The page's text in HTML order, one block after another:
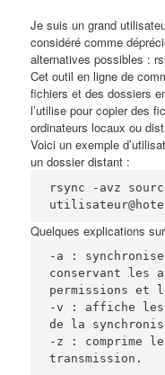
Je suis un grand
considéré comme
alternatives possibles :
Cet outil en ligne de
fichiers et des dossiers
l’utilise pour copier des
ordinateurs locaux ou
Voici un exemple
un dossier distant :
rsync -avz
Quelques explications
-a :
conservant les
permissions et
-v : affiche les
de la
-z : comprime
transmission.